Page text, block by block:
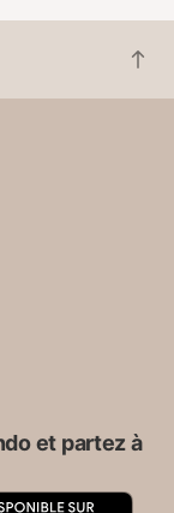
R
e
et partez à
G